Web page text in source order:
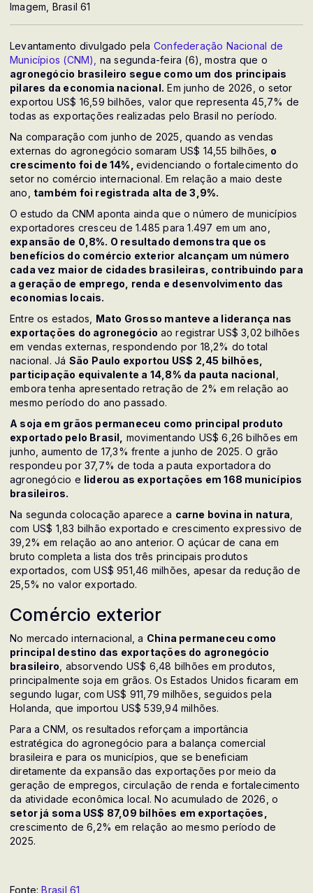
Imagem, Brasil 61
Levantamento divulgado pela Confederação Nacional de
Municípios (CNM),
na segunda-feira (6), mostra que o
agronegócio brasileiro segue como um dos principais
pilares da economia nacional. Em junho de 2026, o setor
exportou US$ 16,59 bilhões, valor que representa 45,7% de
todas as exportações realizadas pelo Brasil no período.
Na comparação com junho de 2025, quando as vendas
externas do agronegócio somaram US$ 14,55 bilhões, o
crescimento foi de 14%,evidenciando o fortalecimento do
setor no comércio internacional. Em relação a maio deste
ano, também foi registrada alta de 3,9%.
O estudo da CNM aponta ainda que o número de municípios
exportadores cresceu de 1.485 para 1.497 em um ano,
expansão de 0,8%. O resultado demonstra que os
benefícios do comércio exterior alcançam um número
cada vez maior de cidades brasileiras, contribuindo para
a geração de emprego, renda e desenvolvimento das
economias locais.
Entre os estados, Mato Grosso manteve a liderança nas
exportações do agronegócio ao registrar US$ 3,02 bilhões
em vendas externas, respondendo por 18,2% do total
nacional. Já São Paulo exportou US$ 2,45 bilhões,
participação equivalente a 14,8% da pauta nacional
embora tenha apresentado retração de 2% em relação ao
mesmo período do ano passado.
A soja em grãos permaneceu como principal produto
exportado pelo Brasil,
movimentando US$ 6,26 bilhões em
junho, aumento de 17,3% frente a junho de 2025. O grão
respondeu por 37,7% de toda a pauta exportadora do
agronegócio e liderou as exportações em 168 municípios
brasileiros.
Na segunda colocação aparece a carne bovina in natura
com US$ 1,83 bilhão exportado e crescimento expressivo de
39,2% em relação ao ano anterior. O açúcar de cana em
bruto completa a lista dos três principais produtos
exportados, com US$ 951,46 milhões, apesar da redução de
25,5% no valor exportado.
Comércio exterior
No mercado internacional, a China permaneceu como
principal destino das exportações do agronegócio
brasileiro , absorvendo US$ 6,48 bilhões em produtos,
principalmente soja em grãos. Os Estados Unidos ficaram em
segundo lugar, com US$ 911,79 milhões, seguidos pela
Holanda, que importou US$ 539,94 milhões.
Para a CNM, os resultados reforçam a importância
estratégica do agronegócio para a balança comercial
brasileira e para os municípios, que se beneficiam
diretamente da expansão das exportações por meio da
geração de empregos, circulação de renda e fortalecimento
da atividade econômica local. No acumulado de 2026, o
setor já soma US$ 87,09 bilhões em exportações,
crescimento de 6,2% em relação ao mesmo período de
2025.
Fonte:Brasil 61